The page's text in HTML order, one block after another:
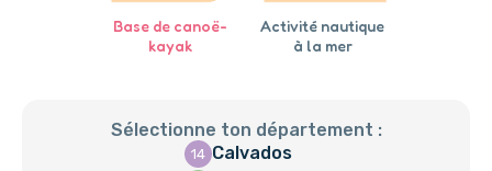
Base de canoë-
kayak
Activité nautique
à la mer
Sélectionne ton département :
14 Calvados